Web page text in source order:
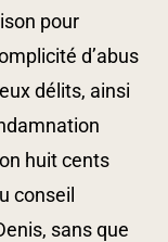
pour
d’abus
délits, ainsi
huit cents
conseil
sans que